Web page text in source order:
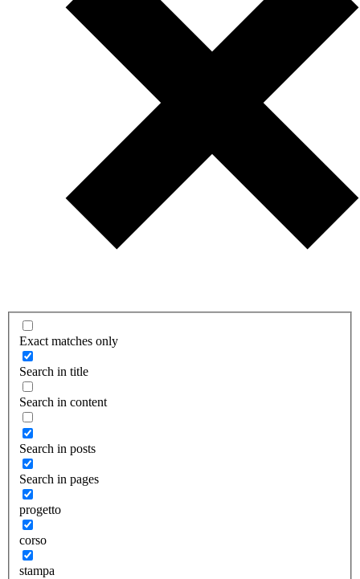
Exact matches only
Search in title
Search in content
Search in posts
Search in pages
progetto
corso
stampa